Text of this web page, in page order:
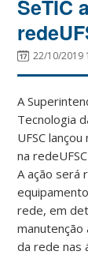
SeTIC
22/10/2019
A
Tecnologia
UFSC
na
A ação será
rede, em
da rede nas